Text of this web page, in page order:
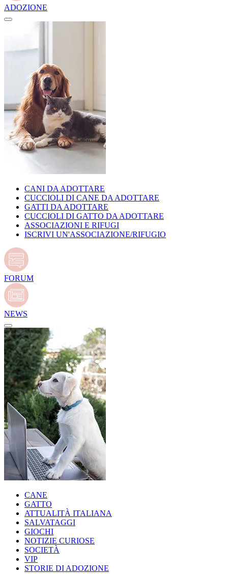
ADOZIONE
CANI DA ADOTTARE
CUCCIOLI DI CANE DA ADOTTARE
GATTI DA ADOTTARE
CUCCIOLI DI GATTO DA ADOTTARE
ASSOCIAZIONI E RIFUGI
ISCRIVI UN'ASSOCIAZIONE/RIFUGIO
FORUM
NEWS
CANE
GATTO
ATTUALITÀ ITALIANA
SALVATAGGI
GIOCHI
NOTIZIE CURIOSE
SOCIETÀ
VIP
STORIE DI ADOZIONE